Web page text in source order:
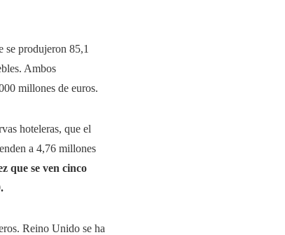
se produjeron 85,1
Ambos
millones de euros.
hoteleras, que el
a 4,76 millones
que se ven cinco
Reino Unido se ha